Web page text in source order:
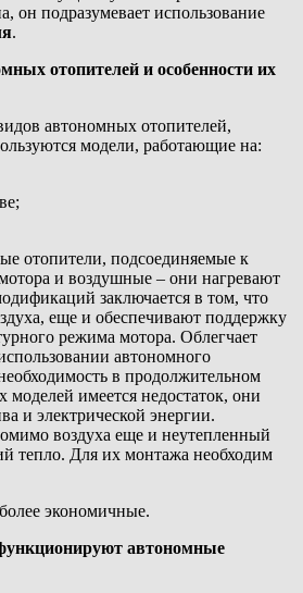
он подразумевает использование
.
отопителей и особенности их
автономных отопителей,
модели, работающие на:
отопители, подсоединяемые к
и воздушные – они нагревают
заключается в том, что
еще и обеспечивают поддержку
режима мотора. Облегчает
автономного
в продолжительном
имеется недостаток, они
и электрической энергии.
воздуха еще и неутепленный
тепло. Для их монтажа необходим
экономичные.
автономные